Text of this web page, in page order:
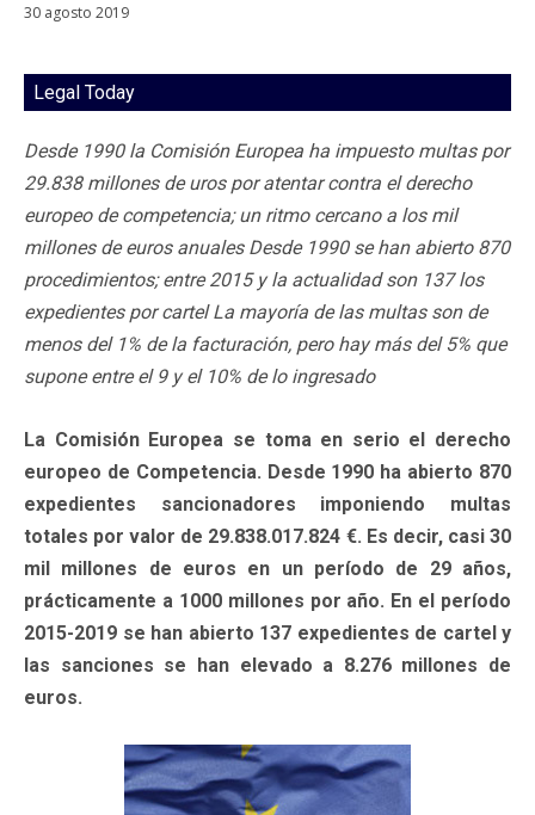
30 agosto 2019
Legal Today
Desde 1990 la Comisión Europea ha impuesto multas por
29.838 millones de uros por atentar contra el derecho
europeo de competencia; un ritmo cercano a los mil
millones de euros anuales Desde 1990 se han abierto 870
procedimientos; entre 2015 y la actualidad son 137 los
expedientes por cartel La mayoría de las multas son de
menos del 1% de la facturación, pero hay más del 5% que
supone entre el 9 y el 10% de lo ingresado
La Comisión Europea se toma en serio el derecho
europeo de Competencia. Desde 1990 ha abierto 870
expedientes sancionadores imponiendo multas
totales por valor de 29.838.017.824 €. Es decir, casi 30
mil millones de euros en un período de 29 años,
prácticamente a 1000 millones por año. En el período
2015-2019 se han abierto 137 expedientes de cartel y
las sanciones se han elevado a 8.276 millones de
euros.